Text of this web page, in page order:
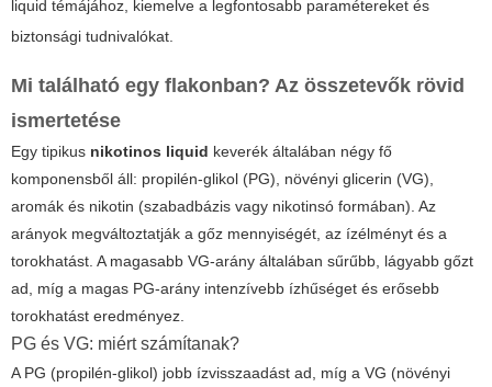
liquid témájához, kiemelve a legfontosabb paramétereket és
biztonsági tudnivalókat.
Mi található egy flakonban? Az összetevők rövid
ismertetése
Egy tipikus nikotinos liquid keverék általában négy fő
komponensből áll: propilén-glikol (PG), növényi glicerin (VG),
aromák és nikotin (szabadbázis vagy nikotinsó formában). Az
arányok megváltoztatják a gőz mennyiségét, az ízélményt és a
torokhatást. A magasabb VG-arány általában sűrűbb, lágyabb gőzt
ad, míg a magas PG-arány intenzívebb ízhűséget és erősebb
torokhatást eredményez.
PG és VG: miért számítanak?
A PG (propilén-glikol) jobb ízvisszaadást ad, míg a VG (növényi